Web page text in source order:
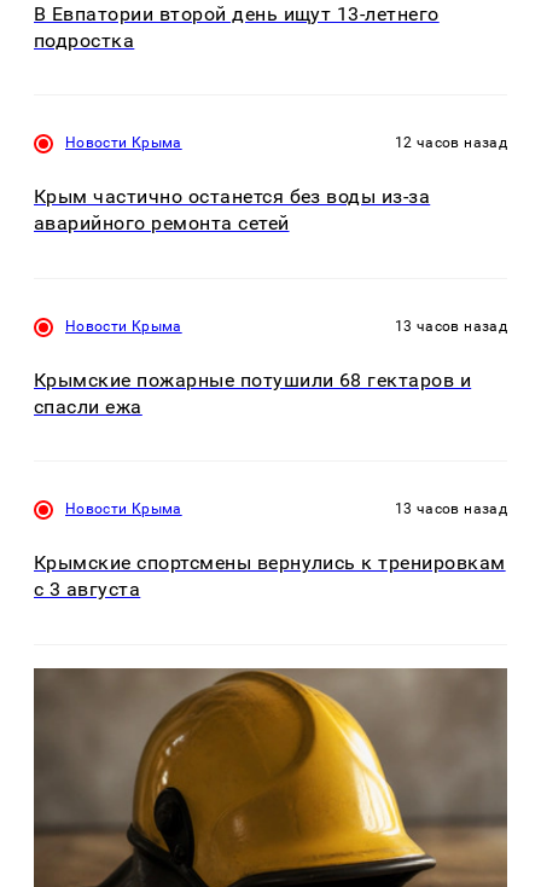
В Евпатории второй день ищут 13-летнего
подростка
Новости Крыма 12 часов назад
Крым частично останется без воды из-за
аварийного ремонта сетей
Новости Крыма 13 часов назад
Крымские пожарные потушили 68 гектаров и
спасли ежа
Новости Крыма 13 часов назад
Крымские спортсмены вернулись к тренировкам
с 3 августа